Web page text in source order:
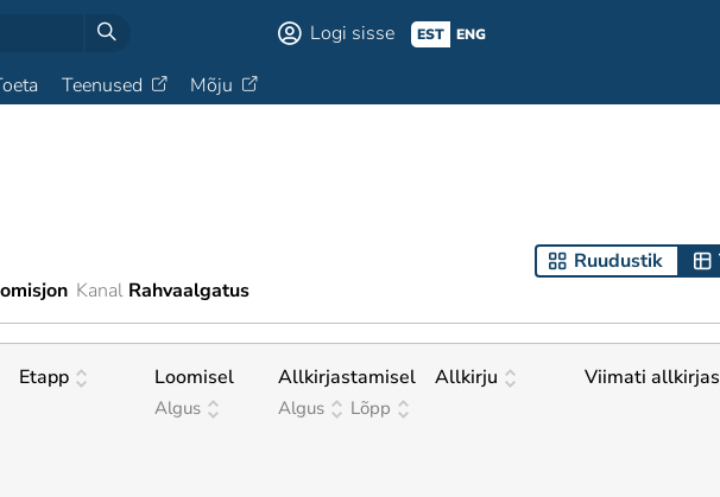
Logi sisse EST ENG
Teenused Mõju
Ruudustik
Kanal Rahvaalgatus
Etapp Loomisel
Algus
Allkirjastamisel
Algus Lõpp
Allkirju Viimati